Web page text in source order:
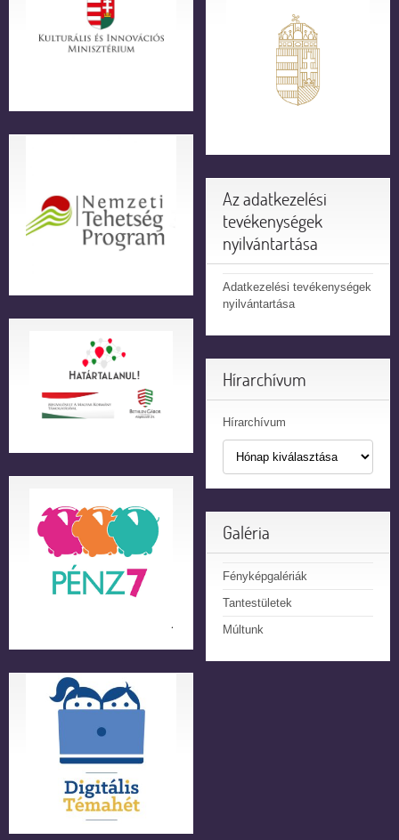
Az adatkezelési
tevékenységek
nyilvántartása
Adatkezelési tevékenységek
nyilvántartása
Hírarchívum
Hírarchívum
Galéria
Fényképgalériák
Tantestületek
Múltunk